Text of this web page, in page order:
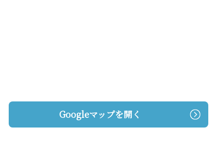
Googleマップを開く